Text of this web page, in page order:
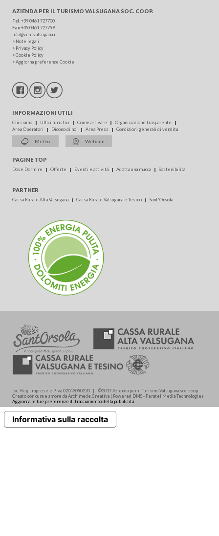
AZIENDA PER IL TURISMO VALSUGANA SOC. COOP.
Tel +39 0461 727700
Fax+39 0461 727799
info@visitvalsugana.it
> Note legali
> Privacy Policy
>Cookie Policy
>Aggiorna preferenze Cookie
INFORMAZIONI UTILI
Chi siamo Uffici turistici Come arrivare
Organizzazione trasparente
Area Operatori
Dicono di noi Area Press Condizioni generali di vendita
Meteo Webcam
PAGINE TOP
Dove Dormire Offerte Eventi e attività Adotta una mucca Sostenibilità
PARTNER
Cassa Rurale Alta Valsugana Cassa Rurale Valsugana e Tesino Sant'Orsola
Isc. Reg. Imprese e P.Iva 02043090220 | ©2017 Azienda per il Turismo Valsugana soc. coop.
Creato con cura e amore da Archimede.Creativa | Powered DMS - Feratel Media Technologies
Aggiorna le tue preferenze di tracciamento della pubblicità
Informativa sulla raccolta